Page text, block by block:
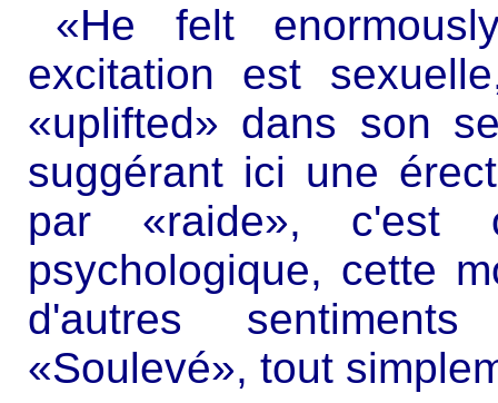
«He felt
excitation est
«uplifted» dans son
suggérant ici une
par «raide», c'est
psychologique, cette
d'autres
«Soulevé», tout